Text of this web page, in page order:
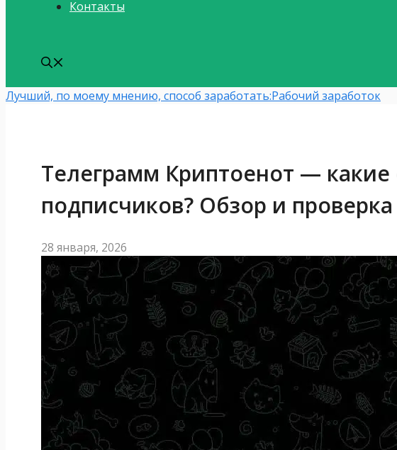
Контакты
Лучший, по моему мнению, способ заработать:Рабочий заработок
Телеграмм Криптоенот —
подписчиков? Обзор и проверка
28 января, 2026